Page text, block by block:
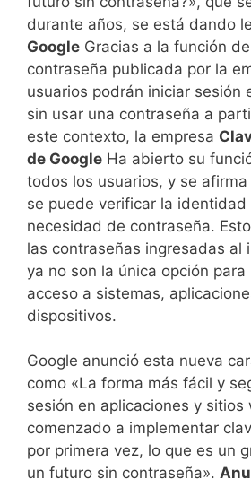
durante años, se está dando
Google Gracias a la función
contraseña publicada por la
usuarios podrán iniciar sesión
sin usar una contraseña a
este contexto, la empresa
de Google Ha abierto su
todos los usuarios, y se
se puede verificar la identidad
necesidad de contraseña.
las contraseñas ingresadas al
ya no son la única opción para
acceso a sistemas,
dispositivos.
Google anunció esta nueva
como «La forma más fácil y
sesión en aplicaciones y sitios
comenzado a implementar
por primera vez, lo que es un
un futuro sin contraseña».